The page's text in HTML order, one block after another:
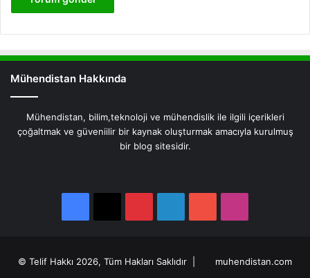
Mühendistan Hakkında
Mühendistan, bilim,teknoloji ve mühendislik ile ilgili içerikleri
çoğaltmak ve güveniilir bir kaynak oluşturmak amacıyla kurulmuş
bir blog sitesidir.
© Telif Hakkı 2026, Tüm Hakları Saklıdır |
muhendistan.com